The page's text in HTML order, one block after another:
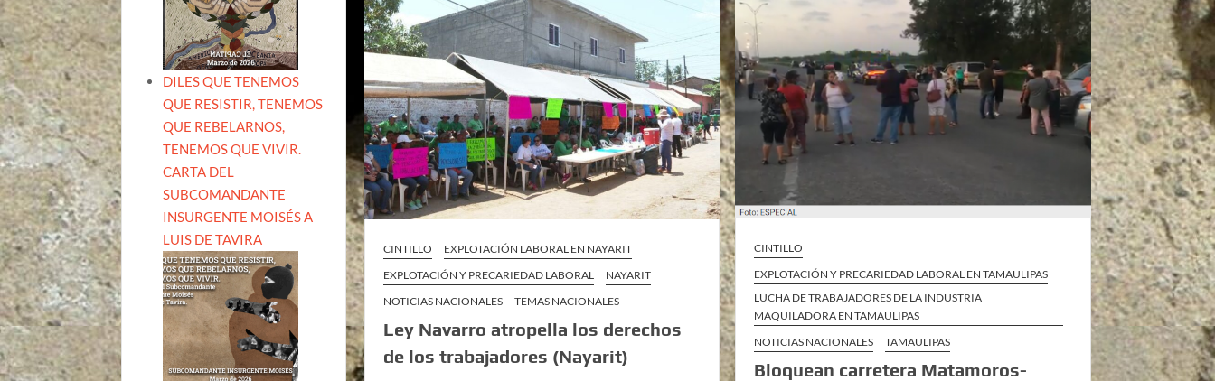
CINTILLO
EXPLOTACIÓN LABORAL EN NAYARIT
EXPLOTACIÓN Y PRECARIEDAD LABORAL
NAYARIT
NOTICIAS NACIONALES
TEMAS NACIONALES
Ley Navarro atropella los derechos
de los trabajadores (Nayarit)
CINTILLO
EXPLOTACIÓN Y PRECARIEDAD LABORAL EN TAMAULIPAS
LUCHA DE TRABAJADORES DE LA INDUSTRIA
MAQUILADORA EN TAMAULIPAS
NOTICIAS NACIONALES
TAMAULIPAS
Bloquean carretera Matamoros-
DILES QUE TENEMOS
QUE RESISTIR, TENEMOS
QUE REBELARNOS,
TENEMOS QUE VIVIR.
CARTA DEL
SUBCOMANDANTE
INSURGENTE MOISÉS A
LUIS DE TAVIRA